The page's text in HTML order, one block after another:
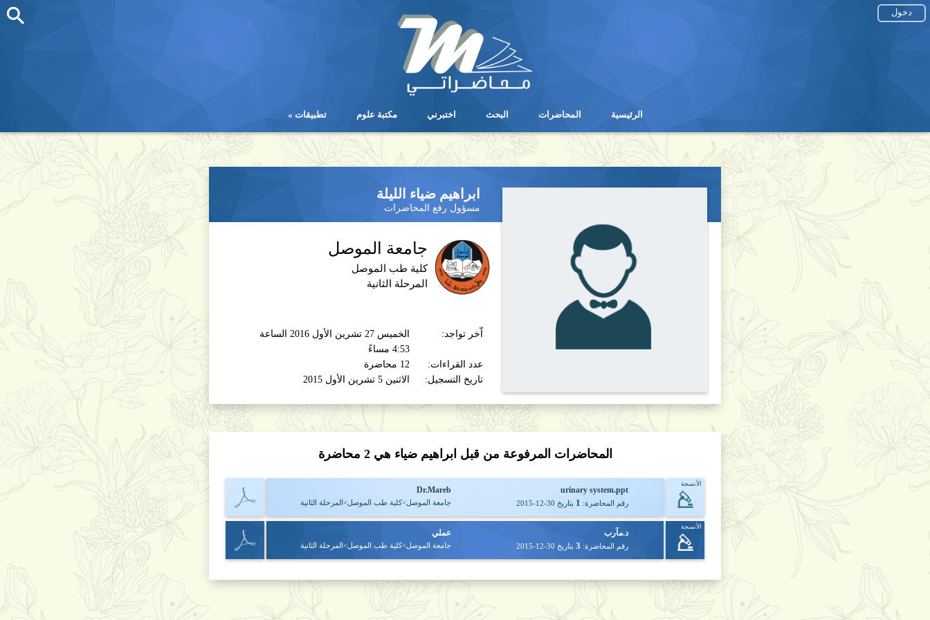
دخول اختبرني
الرئيسية المحاضرات البحث اختبرني مكتبة علوم تطبيقات
ابراهيم ضياء الليلة
مسؤول رفع المحاضرات
جامعة الموصل
كلية طب الموصل
المرحلة الثانية
اّخر تواجد:
الخميس 27 تشرين الأول 2016 الساعة
4:53 مساءً
عدد القراءات:
12 محاضرة
تاريخ التسجيل:
الاثنين 5 تشرين الأول 2015
المحاضرات المرفوعة من قبل ابراهيم ضياء هي2 محاضرة
الأنسجة
urinary system.ppt
رقم المحاضرة: 1 بتاريخ 2015-12-30
Dr.Mareb
جامعة الموصل>كلية طب الموصل>المرحلة الثانية
الأنسجة
د.مآرب
رقم المحاضرة: 3بتاريخ 2015-12-30
عملي
جامعة الموصل>كلية طب الموصل>المرحلة الثانية